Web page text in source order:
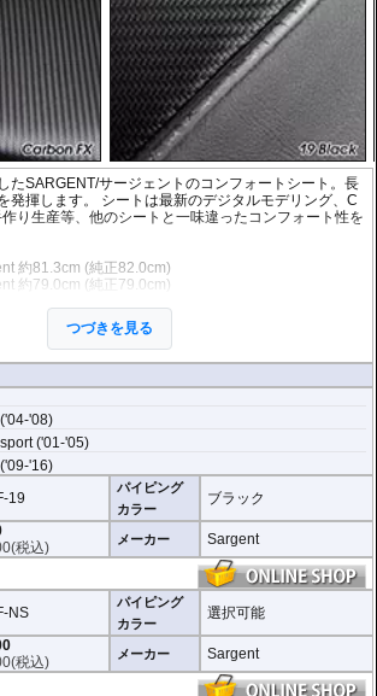
たSARGENT/サージェントのコンフォートシート。長
発揮します。 シートは最新のデジタルモデリング、C
り生産等、他のシートと一味違ったコンフォート性を
約81.3cm (純正82.0cm)
約79.0cm (純正79.0cm)
。国内仕様のシート高の詳細は各ディーラー様にお問い合わせ下
選べます カラーサン
作り生産の為、お届けまでに1~2ヶ月程要します。
ギュラーシートとEUローシートの選択が可能。
ト(搭乗不可)が別途必要です
Atomic Foamを採用
グリップゾーンをサイドに設置
ンションテクノロジーで高圧力点の圧力を分散し疲労
つながるゲルを使用せず、硬さ、衝撃吸収等に優れた
充分な強度を確保
つづきを見る
'08)
('01-'05)
'16)
19
パイピング
カラー
ブラック
(税込) メーカー Sargent
NS
パイピング
カラー
選択可能
(税込) メーカー Sargent